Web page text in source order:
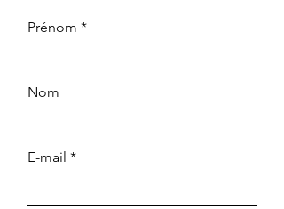
Prénom
Nom
E-mail